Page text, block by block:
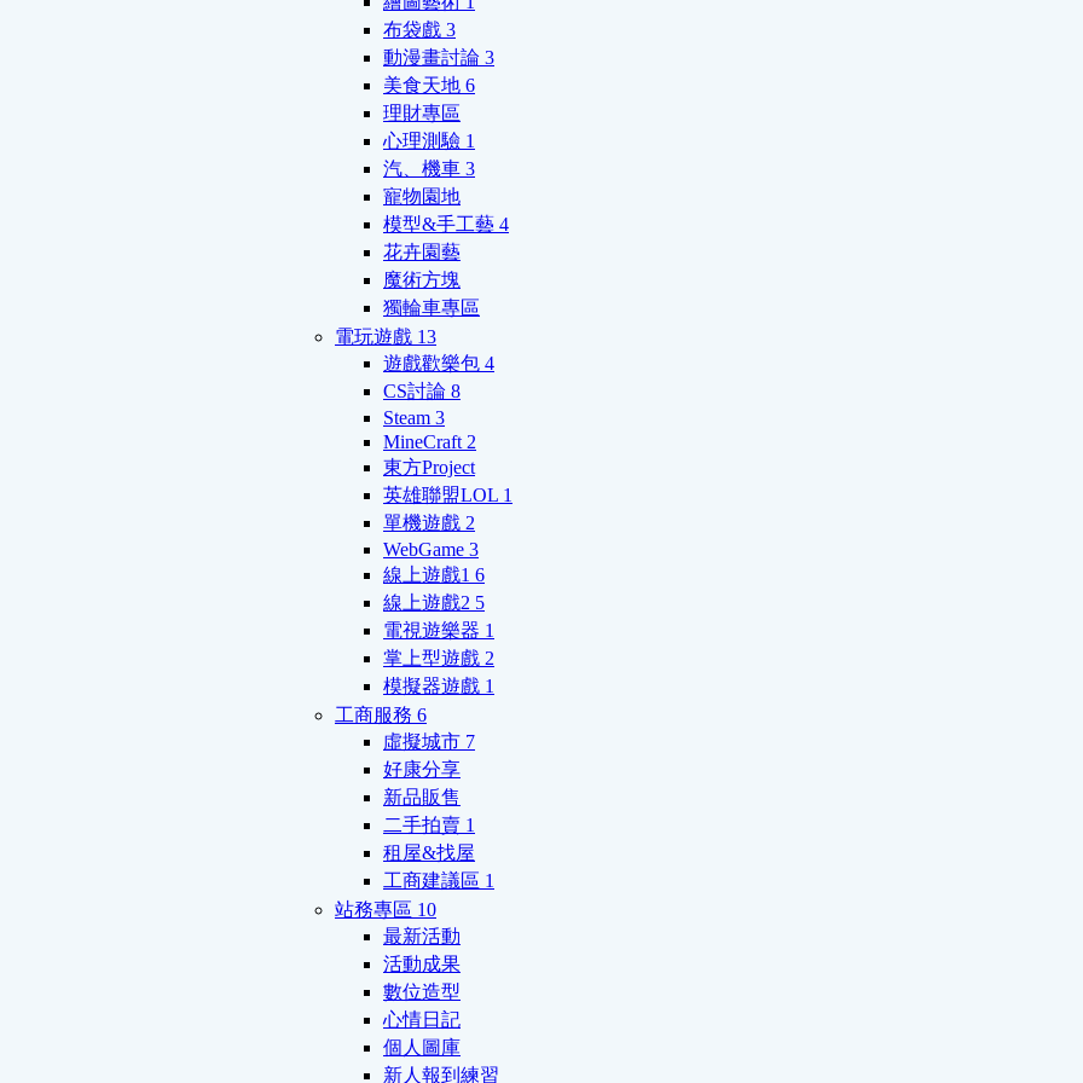
布袋戲 3
動漫畫討論 3
美食天地 6
理財專區
心理測驗 1
汽、機車 3
寵物園地
模型&手工藝 4
花卉園藝
魔術方塊
獨輪車專區
電玩遊戲 13
遊戲歡樂包 4
CS討論 8
Steam 3
MineCraft 2
東方Project
英雄聯盟LOL 1
單機遊戲 2
WebGame 3
線上遊戲1 6
線上遊戲2 5
電視遊樂器 1
掌上型遊戲 2
模擬器遊戲 1
工商服務 6
虛擬城市 7
好康分享
新品販售
二手拍賣 1
租屋&找屋
工商建議區 1
站務專區 10
最新活動
活動成果
數位造型
心情日記
個人圖庫
新人報到練習